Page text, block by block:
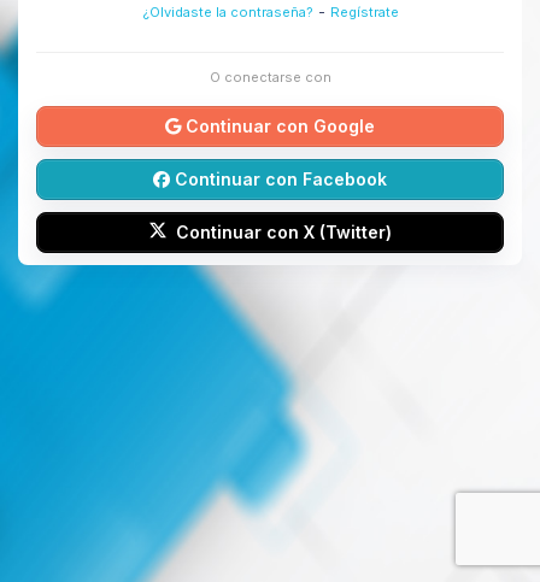
¿Olvidaste la contraseña? - Regístrate
O conectarse con
Continuar con Google
Continuar con Facebook
Continuar con X (Twitter)